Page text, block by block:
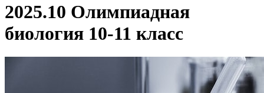
2025.10 Олимпиадная
биология 10-11 класс